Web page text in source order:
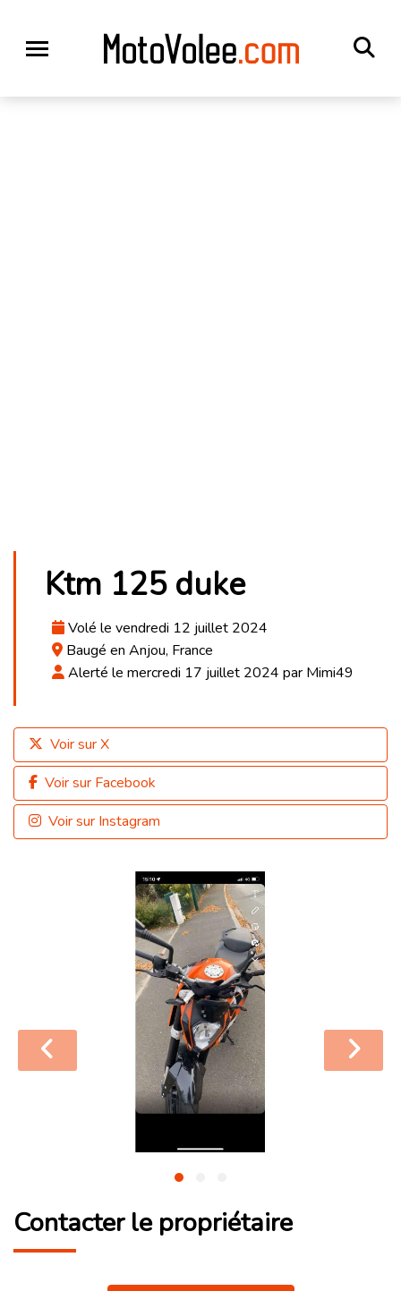
Ktm 125 duke
Volé le vendredi 12 juillet 2024
Baugé en Anjou, France
Alerté le mercredi 17 juillet 2024 par Mimi49
Voir sur X
Voir sur Facebook
Voir sur Instagram
Contacter le propriétaire